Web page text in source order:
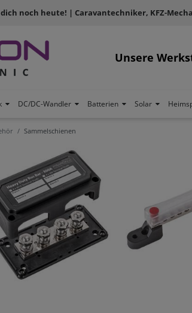
noch heute! | Caravantechniker, KFZ-
Unsere
DC/DC-Wandler Batterien Solar
Sammelschienen